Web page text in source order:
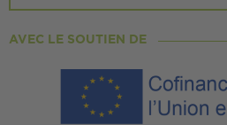
AVEC LE SOUTIEN DE